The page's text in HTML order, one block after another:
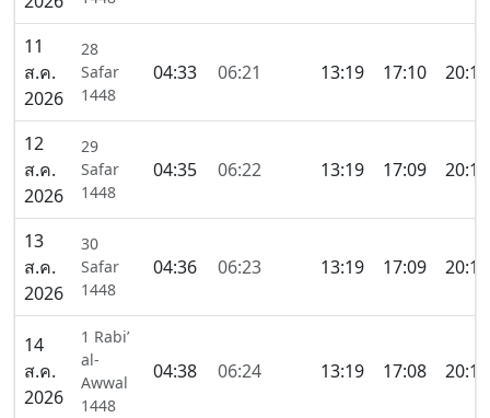
11
ส.ค.
2026
28
Safar
1448
04:33 06:21 13:19 17:10 20:17
12
ส.ค.
2026
29
Safar
1448
04:35 06:22 13:19 17:09 20:16
13
ส.ค.
2026
30
Safar
1448
04:36 06:23 13:19 17:09 20:15
14
ส.ค.
2026
1 Rabi’
al-
Awwal
1448
04:38 06:24 13:19 17:08 20:13